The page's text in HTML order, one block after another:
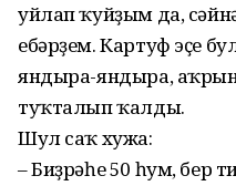
уйлап ҡуйҙым да,
ебәрҙем. Картуф эҫе
яндыра-яндыра,
туҡталып ҡалды.
Шул саҡ хужа:
– Биҙрәһе 50 һум, бер